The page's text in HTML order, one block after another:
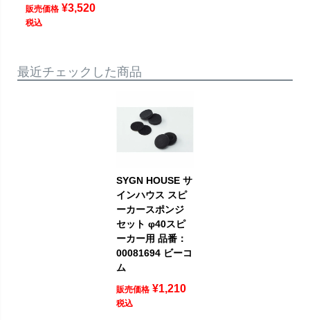
販売価格 ¥3,520
税込
最近チェックした商品
SYGN HOUSE サ
インハウス スピ
ーカースポンジ
セット φ40スピ
ーカー用 品番：
00081694 ビーコ
ム
販売価格 ¥1,210
税込